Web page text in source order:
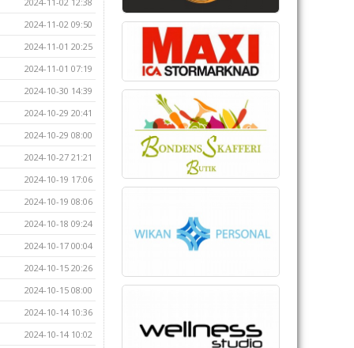
2024-11-02 09:50
2024-11-01 20:25
2024-11-01 07:19
2024-10-30 14:39
2024-10-29 20:41
2024-10-29 08:00
2024-10-27 21:21
2024-10-19 17:06
2024-10-19 08:06
2024-10-18 09:24
2024-10-17 00:04
2024-10-15 20:26
2024-10-15 08:00
2024-10-14 10:36
2024-10-14 10:02